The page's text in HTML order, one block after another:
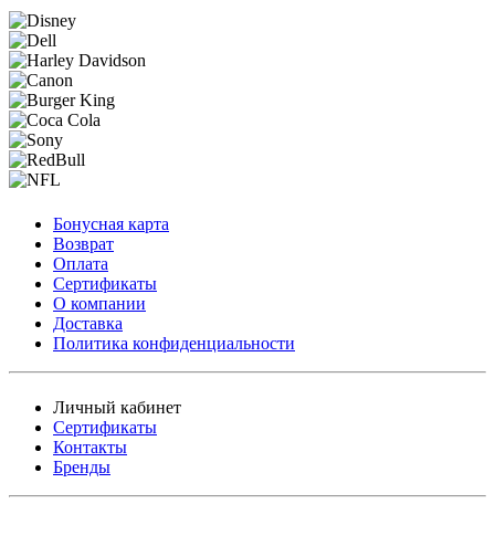
Бонусная карта
Возврат
Оплата
Сертификаты
О компании
Доставка
Политика конфиденциальности
Личный кабинет
Сертификаты
Контакты
Бренды